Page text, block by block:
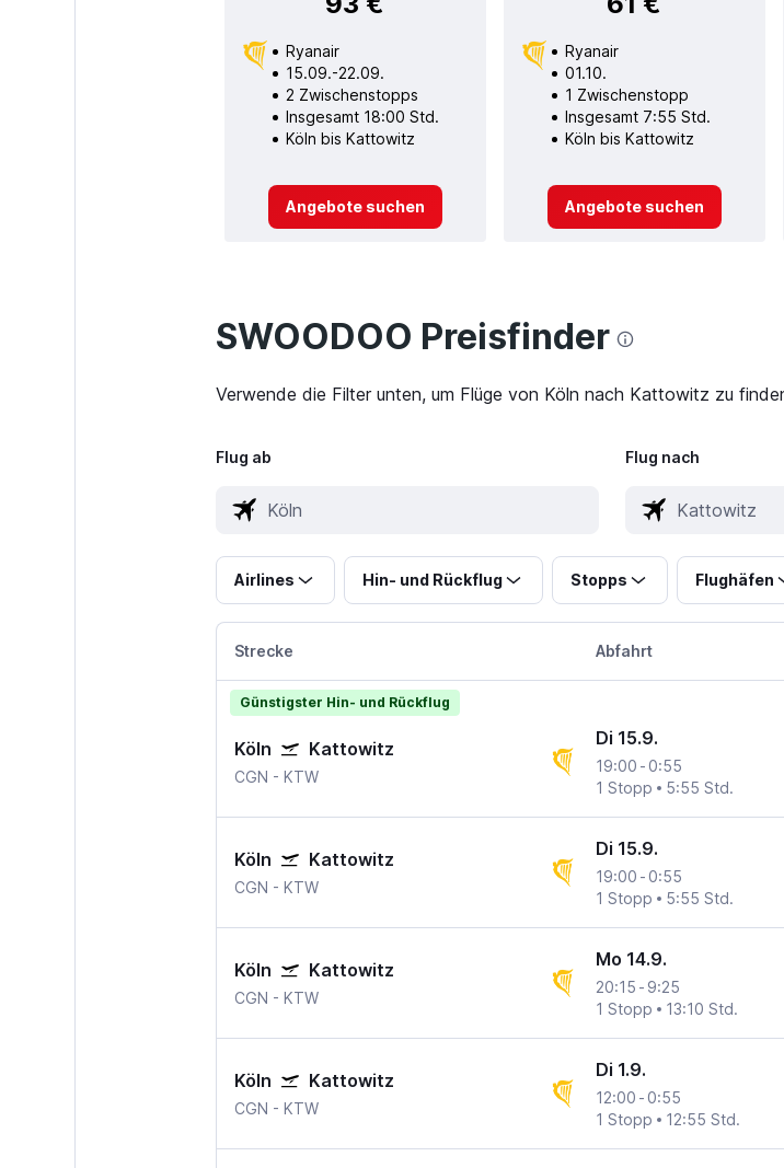
Ryanair
15.09.-22.09.
2 Zwischenstopps
Insgesamt 18:00 Std.
Köln bis Kattowitz
Angebote suchen
Ryanair
01.10.
1 Zwischenstopp
Insgesamt 7:55 Std.
Köln bis Kattowitz
Angebote suchen
SWOODOO Preisfinder
Verwende die Filter unten, um Flüge von Köln nach Kattowitz zu
Flug ab Flug nach
Airlines Hin- und Rückflug Stopps Flughäfen
Strecke Abfahrt
Günstigster Hin- und Rückflug
Köln Kattowitz
CGN - KTW
Di 15.9.
19:00 - 0:55
1 Stopp
5:55 Std.
Köln Kattowitz
CGN - KTW
Di 15.9.
19:00 - 0:55
1 Stopp
5:55 Std.
Köln Kattowitz
CGN - KTW
Mo 14.9.
20:15 - 9:25
1 Stopp
13:10 Std.
Köln Kattowitz
CGN - KTW
Di 1.9.
12:00 - 0:55
1 Stopp
12:55 Std.